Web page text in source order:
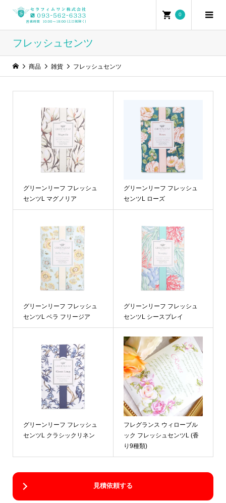
0
フレッシュセンツ
商品 雑貨 フレッシュセンツ
グリーンリーフ フレッシュ
センツL マグノリア
グリーンリーフ フレッシュ
センツL ローズ
グリーンリーフ フレッシュ
センツL ベラ フリージア
グリーンリーフ フレッシュ
センツL シースプレイ
グリーンリーフ フレッシュ
センツL クラシックリネン
フレグランス ウィローブル
ック フレッシュセンツL (香
り9種類)
見積依頼する